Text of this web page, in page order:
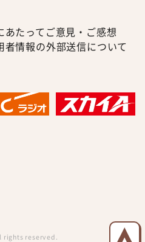
あたって ご意見・ご感想
者情報の外部送信について
rights reserved.